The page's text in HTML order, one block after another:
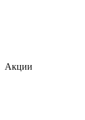
Акции